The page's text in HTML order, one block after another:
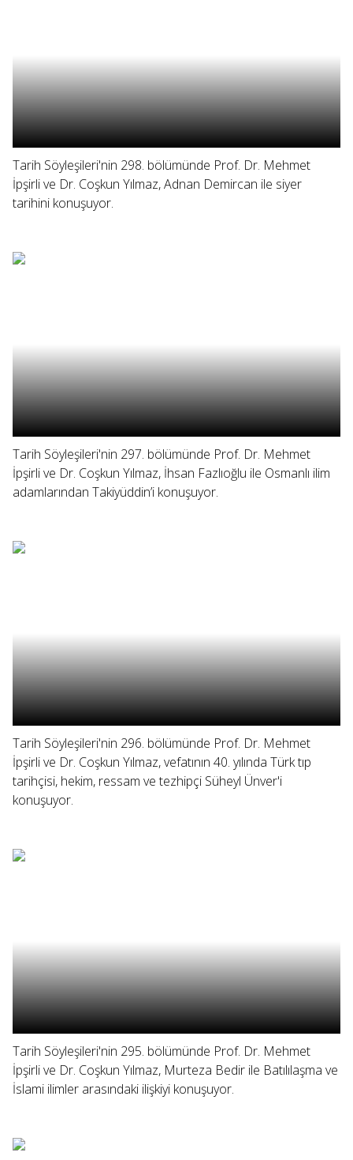
Tarih Söyleşileri'nin 298. bölümünde Prof. Dr. Mehmet
İpşirli ve Dr. Coşkun Yılmaz, Adnan Demircan ile siyer
tarihini konuşuyor.
Tarih Söyleşileri'nin 297. bölümünde Prof. Dr. Mehmet
İpşirli ve Dr. Coşkun Yılmaz, İhsan Fazlıoğlu ile Osmanlı ilim
adamlarından Takiyüddin’i konuşuyor.
Tarih Söyleşileri'nin 296. bölümünde Prof. Dr. Mehmet
İpşirli ve Dr. Coşkun Yılmaz, vefatının 40. yılında Türk tıp
tarihçisi, hekim, ressam ve tezhipçi Süheyl Ünver'i
konuşuyor.
Tarih Söyleşileri'nin 295. bölümünde Prof. Dr. Mehmet
İpşirli ve Dr. Coşkun Yılmaz, Murteza Bedir ile Batılılaşma ve
İslami ilimler arasındaki ilişkiyi konuşuyor.